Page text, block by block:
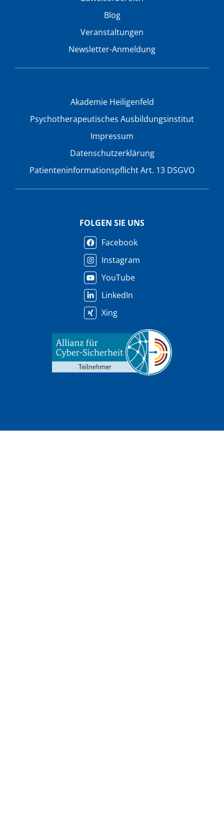
Blog
Veranstaltungen
Newsletter-Anmeldung
Akademie Heiligenfeld
Psychotherapeutisches Ausbildungsinstitut
Impressum
Datenschutzerklärung
Patienteninformationspflicht Art. 13 DSGVO
FOLGEN SIE UNS
Facebook
Instagram
YouTube
LinkedIn
Xing